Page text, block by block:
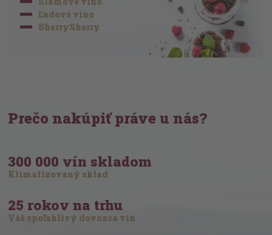
Ľadové víno
SherrySherry
Prečo nakúpiť práve u nás?
300 000 vín skladom
Klimatizovaný sklad
25 rokov na trhu
Váš spoľahlivý dovozca vín